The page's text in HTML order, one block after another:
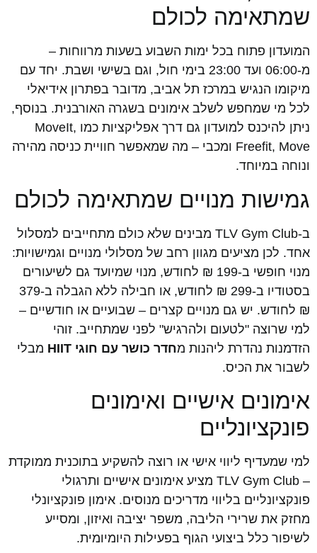
שמתאימה לכולם
המועדון פתוח בכל ימות השבוע בשעות מרווחות –
מ-06:00 ועד 23:00 בימי חול, וגם בשישי ושבת. יחד עם
מיקומו הנגיש במרכז תל אביב, מדובר בפתרון אידיאלי
לכל מי שמחפש לשלב אימונים בשגרה האורבנית. בנוסף,
ניתן להיכנס למועדון גם דרך אפליקציות כמו MoveIt,
Freefit, Move ומכבי – מה שמאפשר חוויית כניסה מהירה
ונוחה במיוחד.
גמישות מנויים שמתאימה לכולם
ב-TLV Gym Club מבינים שלא כולם מתחייבים למסלול
אחד. לכן מציעים מגוון רחב של מסלולי מנויים וגמישויות:
מנוי חופשי ב-199 ₪ לחודש, מנוי שמיועד גם לשיעורים
בסטודיו ב-299 ₪ לחודש, או חבילה ללא הגבלה ב-379
₪ לחודש. יש גם מנויים קצרים – שבועיים או חודשיים –
למי שרוצה "לטעום ולהרגיש" לפני שמתחייב. זוהי
הזדמנות נהדרת ליהנות מחדר כושר עם חוגי HIIT
מבלי
לשבור את הכיס.
אימונים אישיים ואימונים
פונקציונליים
למי שמעדיף ליווי אישי או רוצה להשקיע בתוכנית ממוקדת
– TLV Gym Club מציע אימונים אישיים ותרגולי
פונקציונליים בליווי מדריכים מנוסים. אימון פונקציונלי
מחזק את שרירי הליבה, משפר יציבה ואיזון, ומסייע
לשיפור כלל ביצועי הגוף בפעילות היומיומית.